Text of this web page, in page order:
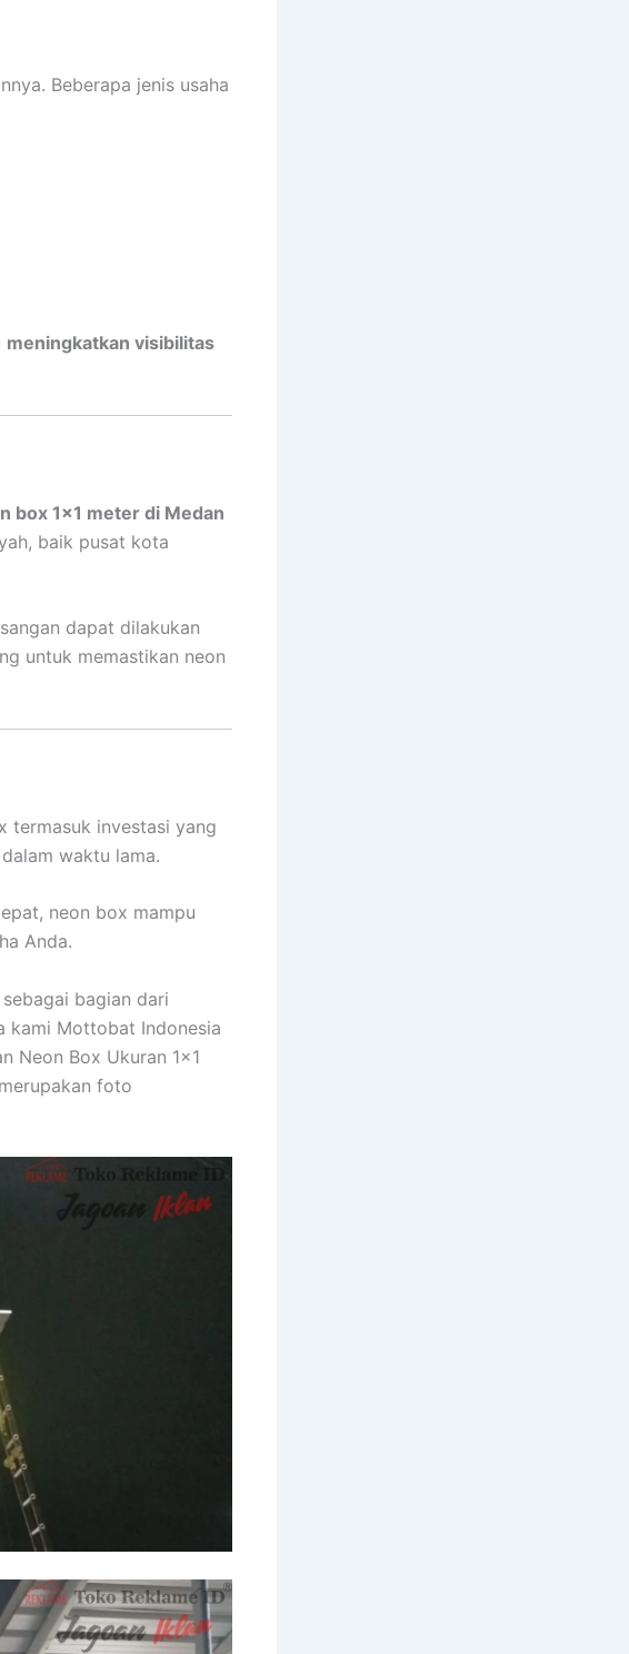
Beberapa jenis usaha
meningkatkan visibilitas
box 1×1 meter di Medan
baik pusat kota
dapat dilakukan
untuk memastikan neon
termasuk investasi yang
waktu lama.
neon box mampu
Anda.
bagian dari
kami Mottobat Indonesia
Neon Box Ukuran 1×1
foto